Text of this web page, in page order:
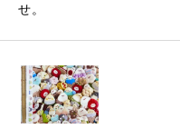
せ。